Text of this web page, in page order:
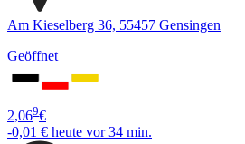
Am Kieselberg 36, 55457 Gensingen
Geöffnet
2,069€
-0,01 € heute vor 34 min.